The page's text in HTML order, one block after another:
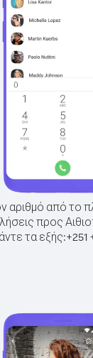
αριθμό από το
προς
τα εξής:+251